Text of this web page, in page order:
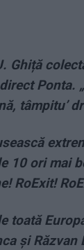
Ghiță
Ponta.
tâmpitu’
10 ori mai
RoExit!
toată
și Răzvan